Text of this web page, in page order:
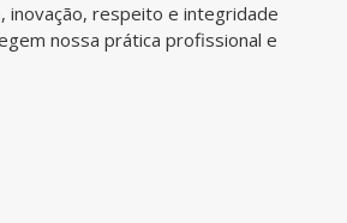
inovação, respeito e integridade
nossa prática profissional e